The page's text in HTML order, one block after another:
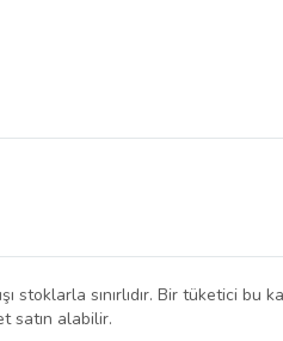
stoklarla sınırlıdır. Bir tüketici bu
satın alabilir.